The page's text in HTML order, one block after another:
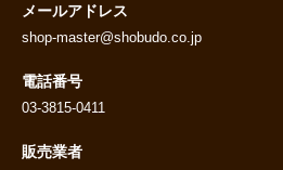
メールアドレス
shop-master@shobudo.co.jp
電話番号
03-3815-0411
販売業者